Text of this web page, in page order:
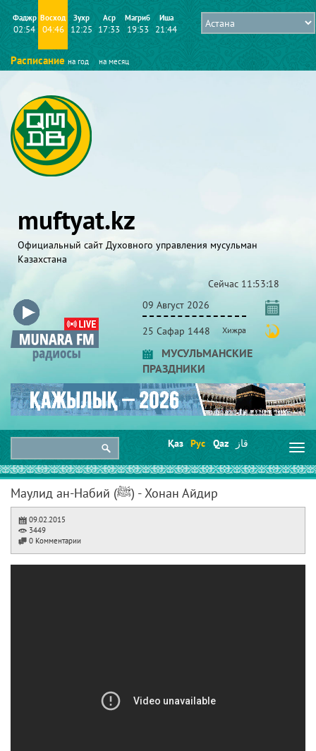
Фаджр
02:54
Восход
04:46
Зухр
12:25
Аср
17:33
Магриб
19:53
Иша
21:44
Расписание на год на месяц
muftyat.kz
Официальный сайт Духовного управления мусульман
Казахстана
Сейчас 11:53:18
09 Август 2026
25 Сафар 1448 Хижра
МУСУЛЬМАНСКИЕ
ПРАЗДНИКИ
Қаз Рус Qaz قاز
Маулид ан-Набий (ﷺ) - Хонан Айдир
09.02.2015
3449
0 Комментарии